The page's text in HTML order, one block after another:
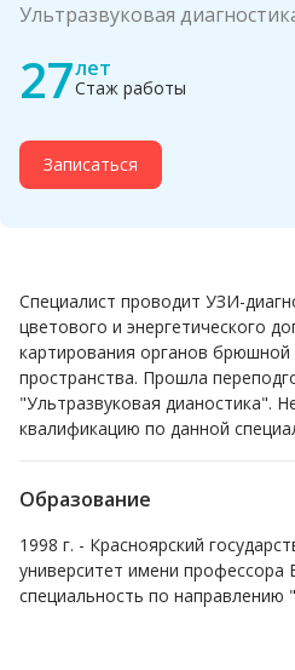
Ультразвуковая
27лет
Стаж работы
Записаться
Специалист проводит УЗИ-
цветового и энергетического
картирования органов
пространства. Прошла
"Ультразвуковая дианостика".
квалификацию по данной
Образование
1998 г. - Красноярский
университет имени профессора
специальность по направлению